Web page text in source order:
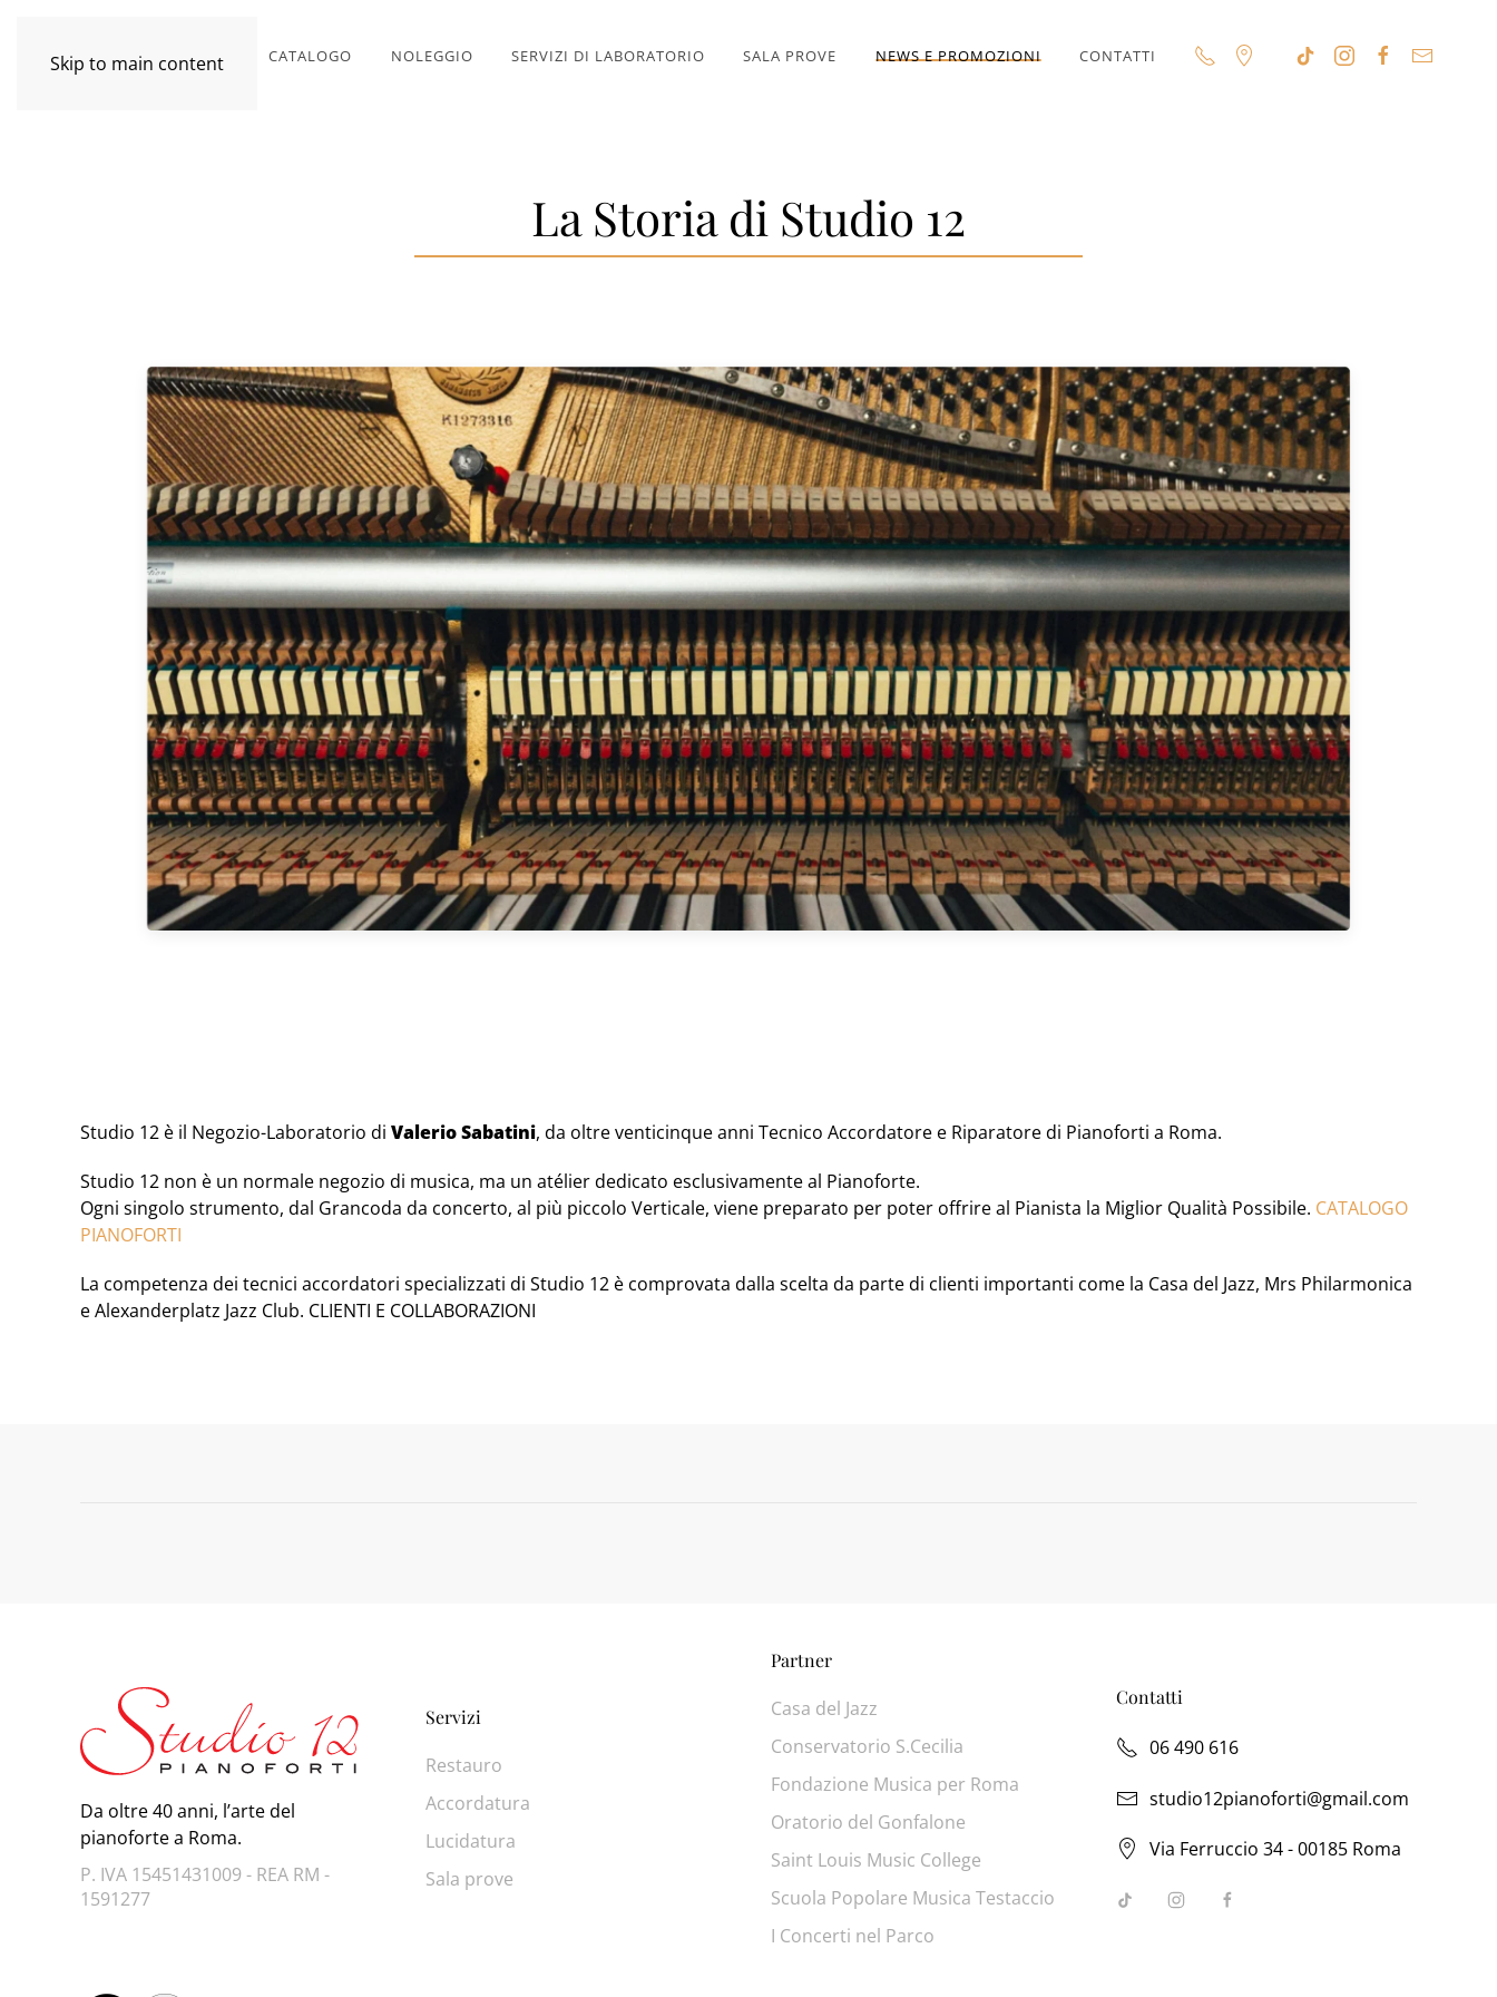
Skip to main content CATALOGO NOLEGGIO SERVIZI DI LABORATORIO SALA PROVE NEWS E PROMOZIONI CONTATTI
La Storia di Studio 12
Studio 12 è il Negozio-Laboratorio di Valerio Sabatini, da oltre venticinque anni Tecnico Accordatore e Riparatore di Pianoforti a Roma.
Studio 12 non è un normale negozio di musica, ma un atélier dedicato esclusivamente al Pianoforte.
Ogni singolo strumento, dal Grancoda da concerto, al più piccolo Verticale, viene preparato per poter offrire al Pianista la Miglior Qualità Possibile. CATALOGO
PIANOFORTI
La competenza dei tecnici accordatori specializzati di Studio 12 è comprovata dalla scelta da parte di clienti importanti come la Casa del Jazz, Mrs Philarmonica
e Alexanderplatz Jazz Club. CLIENTI E COLLABORAZIONI
Da oltre 40 anni, l’arte del
pianoforte a Roma.
P. IVA 15451431009 - REA RM -
1591277
Servizi
Restauro
Accordatura
Lucidatura
Sala prove
Partner
Casa del Jazz
Conservatorio S.Cecilia
Fondazione Musica per Roma
Oratorio del Gonfalone
Saint Louis Music College
Scuola Popolare Musica Testaccio
I Concerti nel Parco
Contatti
06 490 616
studio12pianoforti@gmail.com
Via Ferruccio 34 - 00185 Roma